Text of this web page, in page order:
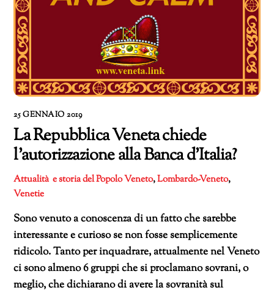
25 GENNAIO 2019
La Repubblica Veneta chiede
l’autorizzazione alla Banca d’Italia?
Attualità e storia del Popolo Veneto,Lombardo-Veneto,
Venetie
Sono venuto a conoscenza di un fatto che sarebbe
interessante e curioso se non fosse semplicemente
ridicolo. Tanto per inquadrare, attualmente nel Veneto
ci sono almeno 6 gruppi che si proclamano sovrani, o
meglio, che dichiarano di avere la sovranità sul